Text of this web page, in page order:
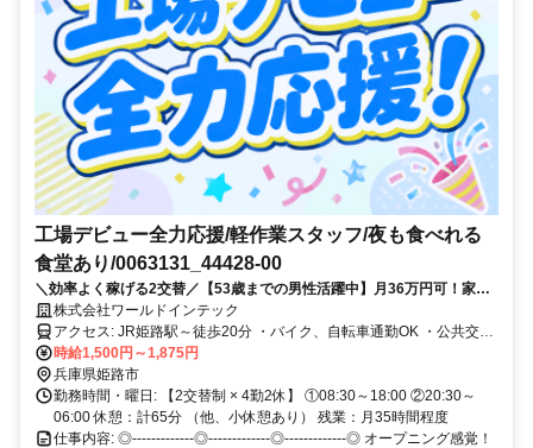
工場デビュー全力応援/軽作業スタッフ/夜も食べれる
食堂あり/0063131_44428-00
＼効率よく稼げる2交替／【53歳までの男性活躍中】月36万円可！家賃
負担1万円～2万円で入寮OK！今なら定着ボーナス50万円＆皆勤手当あ
り！！
株式会社ワールドインテック
アクセス: JR姫路駅～徒歩20分 ・バイク、自転車通勤OK ・公共交通
機関で通勤OK ・交通費規定内支給（上限月5万） ■兵庫県姫路市のご
紹介■ ショッピングモール・ゆめタウンは買い物や食事に便利です。
休日には姫路市立水族館で人気者の大きなカメに癒やされたり、公園
でのんびり過ごしたりと、近くには楽しめるスポットがたくさんあり
ます。暑すぎず寒すぎず、緑が多く新生活にオススメの街です。
時給1,500円～1,875円
兵庫県姫路市
勤務時間・曜日: 【2交替制 × 4勤2休】 ①08:30～18:00 ②20:30～
06:00 休憩：計65分 （他、小休憩あり） 残業：月35時間程度
仕事内容: ◎-------------◎-------------◎-------------◎ オープニング感覚！